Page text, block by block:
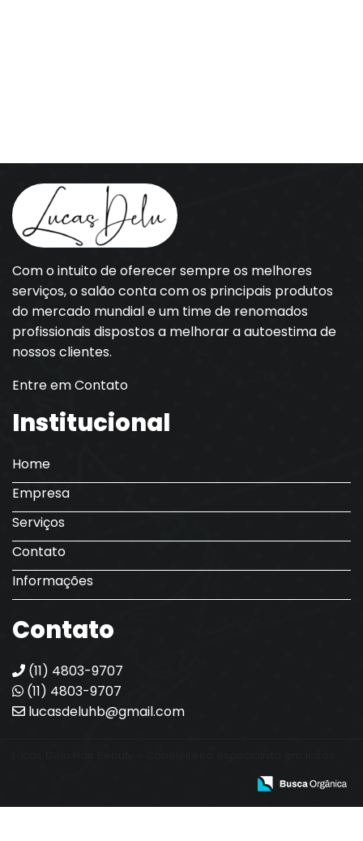
Com o intuito de oferecer sempre os melhores
serviços, o salão conta com os principais produtos
do mercado mundial e um time de renomados
profissionais dispostos a melhorar a autoestima de
nossos clientes.
Entre em Contato
Institucional
Home
Empresa
Serviços
Contato
Informações
Contato
(11) 4803-9707
(11) 4803-9707
lucasdeluhb@gmail.com